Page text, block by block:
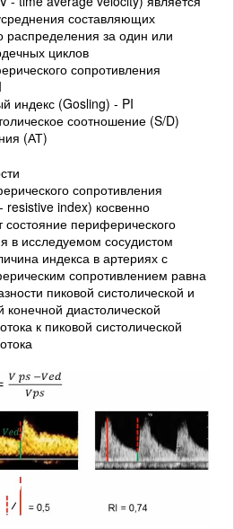
составляющих
распределения за один или
циклов
сопротивления
индекс (Gosling) - PI
соотношение (S/D)
(АТ)
сопротивления
resistive index) косвенно
состояние периферического
в исследуемом сосудистом
индекса в артериях с
сопротивлением равна
пиковой систолической и
конечной диастолической
к пиковой систолической